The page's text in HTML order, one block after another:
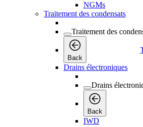
NGMs
Traitement des condensats
Traitement des
Back
Drains électroniques
Drains
Back
IWD